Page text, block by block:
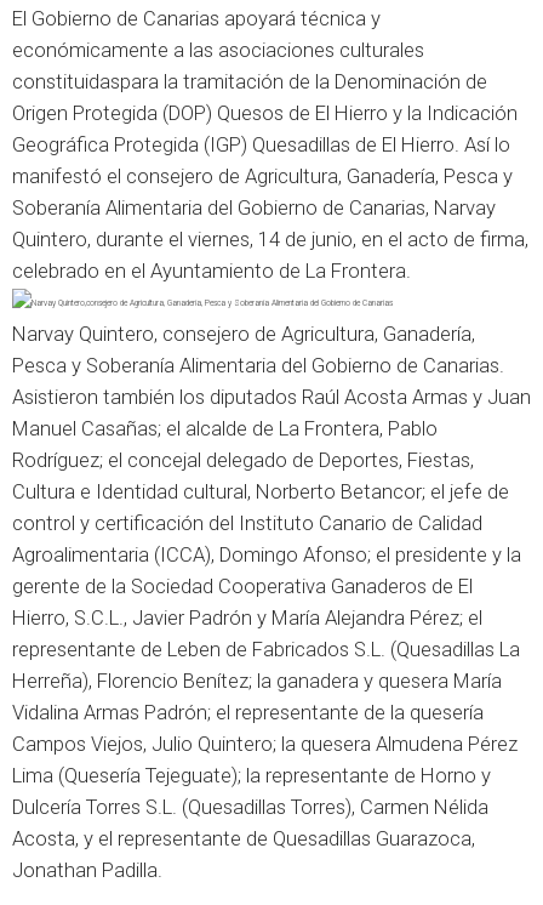
El Gobierno de Canarias apoyará técnica y
económicamente a las asociaciones culturales
constituidaspara la tramitación de la Denominación de
Origen Protegida (DOP) Quesos de El Hierro y la Indicación
Geográfica Protegida (IGP) Quesadillas de El Hierro. Así lo
manifestó el consejero de Agricultura, Ganadería, Pesca y
Soberanía Alimentaria del Gobierno de Canarias, Narvay
Quintero, durante el viernes, 14 de junio, en el acto de firma,
celebrado en el Ayuntamiento de La Frontera.
Narvay Quintero, consejero de Agricultura, Ganadería,
Pesca y Soberanía Alimentaria del Gobierno de Canarias.
Asistieron también los diputados Raúl Acosta Armas y Juan
Manuel Casañas; el alcalde de La Frontera, Pablo
Rodríguez; el concejal delegado de Deportes, Fiestas,
Cultura e Identidad cultural, Norberto Betancor; el jefe de
control y certificación del Instituto Canario de Calidad
Agroalimentaria (ICCA), Domingo Afonso; el presidente y la
gerente de la Sociedad Cooperativa Ganaderos de El
Hierro, S.C.L., Javier Padrón y María Alejandra Pérez; el
representante de Leben de Fabricados S.L. (Quesadillas La
Herreña), Florencio Benítez; la ganadera y quesera María
Vidalina Armas Padrón; el representante de la quesería
Campos Viejos, Julio Quintero; la quesera Almudena Pérez
Lima (Quesería Tejeguate); la representante de Horno y
Dulcería Torres S.L. (Quesadillas Torres), Carmen Nélida
Acosta, y el representante de Quesadillas Guarazoca,
Jonathan Padilla.